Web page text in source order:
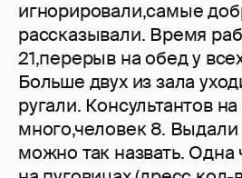
игнорировали,самые
рассказывали. Время
21,перерыв на обед у
Больше двух из зала
ругали. Консультантов
много,человек 8.
можно так назвать. Одна